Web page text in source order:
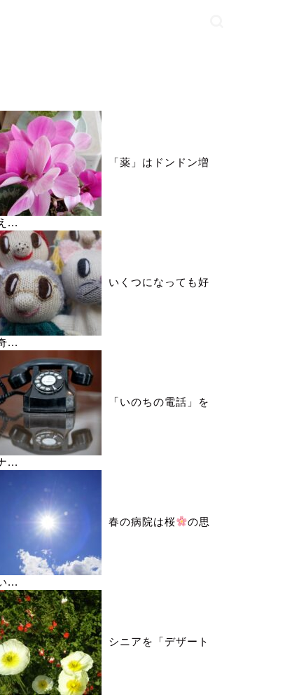
「薬」はドンドン増
...
いくつになっても好
...
「いのちの電話」を
...
春の病院は桜 の思
...
シニアを「デザート